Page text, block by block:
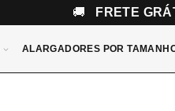
🚚 FRETE
ALARGADORES POR